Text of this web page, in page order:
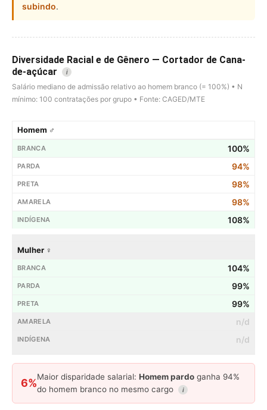
subindo.
Diversidade Racial e de Gênero — Cortador de Cana-
de-açúcar
i
Salário mediano de admissão relativo ao homem branco (= 100%) • N
mínimo: 100 contratações por grupo • Fonte: CAGED/MTE
Homem ♂
100%
94%
98%
98%
108%
Mulher ♀
104%
99%
99%
n/d
n/d
6%
Maior disparidade salarial: Homem pardo ganha 94%
do homem branco no mesmo cargo
i